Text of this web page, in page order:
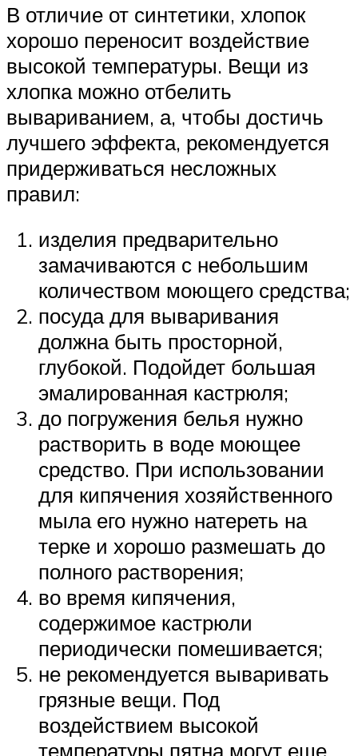
В отличие от синтетики, хлопок
хорошо переносит воздействие
высокой температуры. Вещи из
хлопка можно отбелить
вывариванием, а, чтобы достичь
лучшего эффекта, рекомендуется
придерживаться несложных
правил:
изделия предварительно
замачиваются с небольшим
количеством моющего средства;
посуда для вываривания
должна быть просторной,
глубокой. Подойдет большая
эмалированная кастрюля;
до погружения белья нужно
растворить в воде моющее
средство. При использовании
для кипячения хозяйственного
мыла его нужно натереть на
терке и хорошо размешать до
полного растворения;
во время кипячения,
содержимое кастрюли
периодически помешивается;
не рекомендуется вываривать
грязные вещи. Под
воздействием высокой
температуры пятна могут еще